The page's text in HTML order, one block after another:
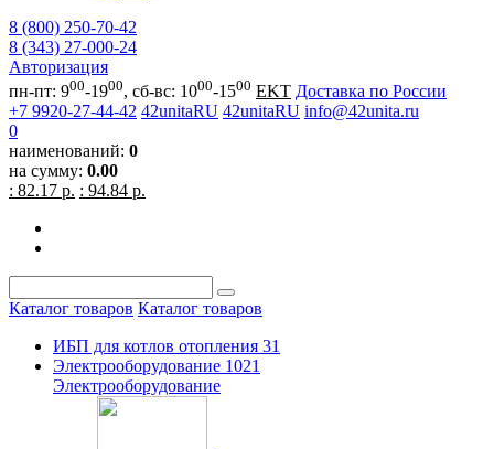
8 (800) 250-70-42
8 (343) 27-000-24
Авторизация
пн-пт: 900-1900, сб-вс: 1000-1500 EKT Доставка по России
+7 9920-27-44-42 42unitaRU 42unitaRU info@42unita.ru
0
наименований: 0
на сумму: 0.00
: 82.17 р. : 94.84 р.
Каталог товаров Каталог товаров
ИБП для котлов отопления 31
Электрооборудование 1021
Электрооборудование